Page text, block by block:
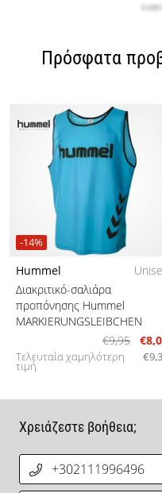
Πρόσφατα
-14%
Hummel
Διακριτικό-σαλιάρα
προπόνησης Hummel
MARKIERUNGSLEIBCHEN
€9,95
Τελευταία χαμηλότερη
τιμή
Χρειάζεστε βοήθεια;
+302111996496